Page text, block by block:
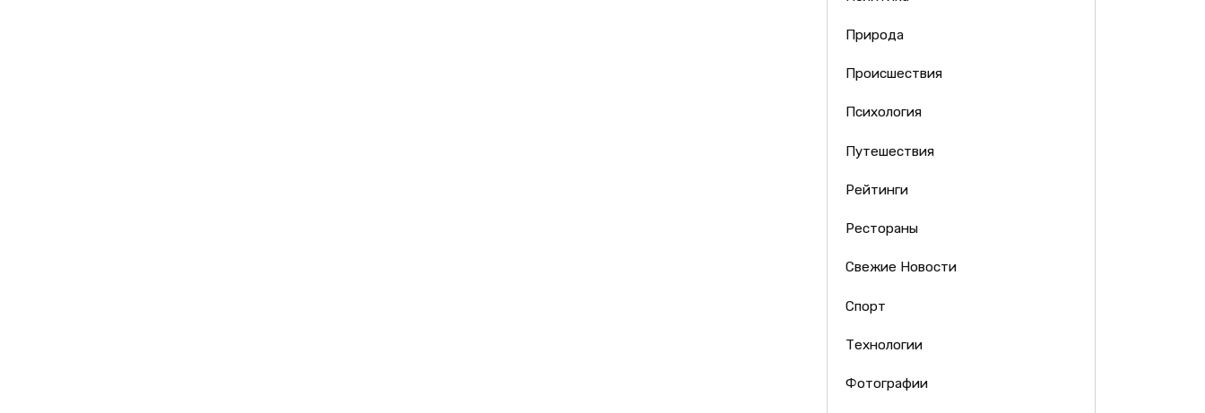
Природа
Происшествия
Психология
Путешествия
Рейтинги
Рестораны
Свежие Новости
Спорт
Технологии
Фотографии